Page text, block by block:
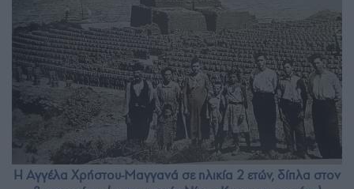
H Αγγέλα Χρήστου-Μαγγανά σε ηλικία 2 ετών, δίπλα στον